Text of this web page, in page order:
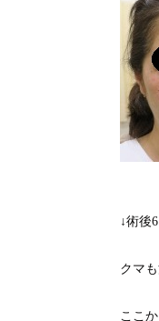
↓術後
クマ
ここ